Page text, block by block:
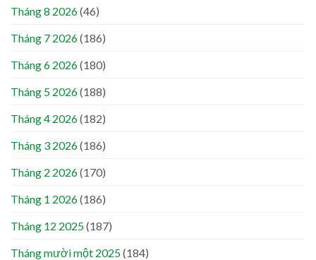
Tháng 8 2026(46)
Tháng 7 2026(186)
Tháng 6 2026(180)
Tháng 5 2026(188)
Tháng 4 2026(182)
Tháng 3 2026(186)
Tháng 2 2026(170)
Tháng 1 2026(186)
Tháng 12 2025(187)
Tháng mười một 2025(184)